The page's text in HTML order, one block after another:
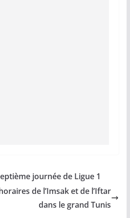
journée de Ligue 1
de l’Imsak et de l’Iftar
dans le grand Tunis